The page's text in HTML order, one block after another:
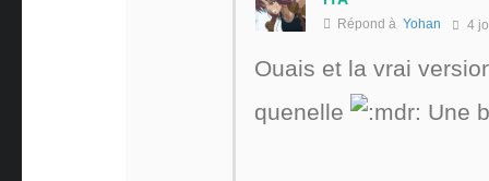
Répond à Yohan 4
Ouais et la vrai
quenelle
Une